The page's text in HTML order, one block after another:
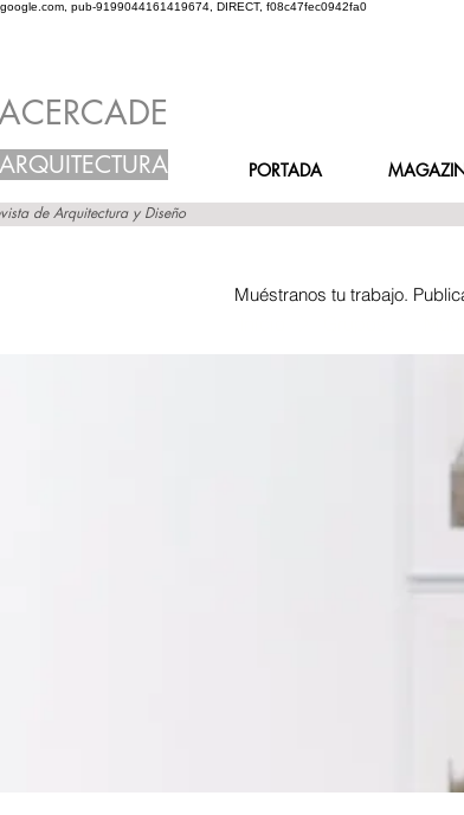
google.com, pub-9199044161419674, DIRECT, f08c47fec0942fa0
PORTADA
de Arquitectura y Diseño
Muéstranos tu trabajo.